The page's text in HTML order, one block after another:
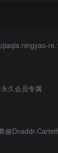
久会员专属
娅Dnaddr-